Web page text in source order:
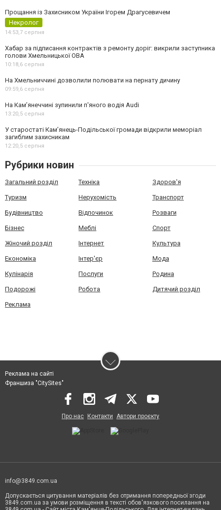
Прощання із Захисником України Ігорем Драгусевичем
Некролог
14:53,7 серпня
Хабар за підписання контрактів з ремонту доріг: викрили заступника
голови Хмельницької ОВА
10:18,6 серпня
На Хмельниччині дозволили полювати на пернату дичину
09:59,6 серпня
На Камʼянеччині зупинили п'яного водія Audi
13:20,5 серпня
У старостаті Кам’янець-Подільської громади відкрили меморіал
загиблим захисникам
12:20,5 серпня
Рубрики новин
Загальний розділ Техніка Здоров'я
Туризм Нерухомість Транспорт
Будівництво Відпочинок Розваги
Бізнес Меблі Спорт
Жіночий розділ Інтернет Культура
Економіка Інтер'єр Мода
Кулінарія Послуги Родина
Подорожі Робота Дитячий розділ
Реклама
Реклама на сайті
Франшиза "CitySites"
Про нас Контакти Автори проєкту
info@3849.com.ua
Допускається цитування матеріалів без отримання попередньої згоди
3849.com.ua за умови розміщення в тексті обов'язкового посилання на